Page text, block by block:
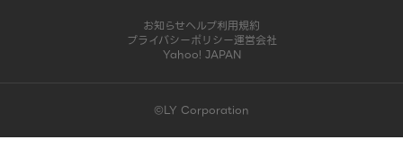
お知らせヘルプ利用規約
プライバシーポリシー運営会社
Yahoo! JAPAN
©LY Corporation
このコンテンツは掲載が終了しました | LINE占い